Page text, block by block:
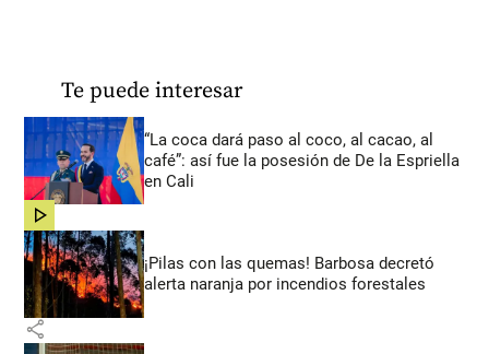
Te puede interesar
“La coca dará paso al coco, al cacao, al
café”: así fue la posesión de De la Espriella
en Cali
share
¡Pilas con las quemas! Barbosa decretó
alerta naranja por incendios forestales
share